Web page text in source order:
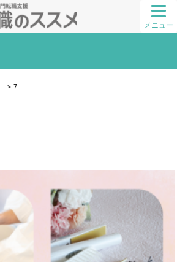
メニュー
7